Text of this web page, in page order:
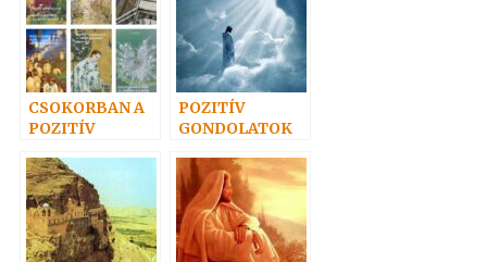
CSOKORBAN A
POZITÍV
POZITÍV
GONDOLATOK